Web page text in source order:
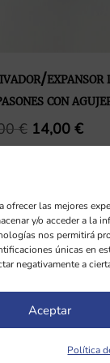
ofrecer las mejores
y/o acceder a la
nos permitirá
únicas en
negativamente a
Aceptar
Política
expansor
con
€ El
precio
16,00 €.
14,00 €El